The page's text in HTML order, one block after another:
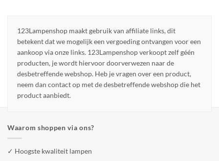
123Lampenshop maakt gebruik van affiliate links, dit
betekent dat we mogelijk een vergoeding ontvangen voor een
aankoop via onze links. 123Lampenshop verkoopt zelf géén
producten, je wordt hiervoor doorverwezen naar de
desbetreffende webshop. Heb je vragen over een product,
neem dan contact op met de desbetreffende webshop die het
product aanbiedt.
Waarom shoppen via ons?
✓ Hoogste kwaliteit lampen